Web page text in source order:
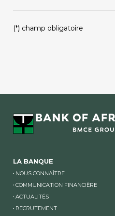
(*) champ obligatoire
LA BANQUE
NOUS CONNAÎTRE
COMMUNICATION FINANCIÈRE
ACTUALITÉS
RECRUTEMENT